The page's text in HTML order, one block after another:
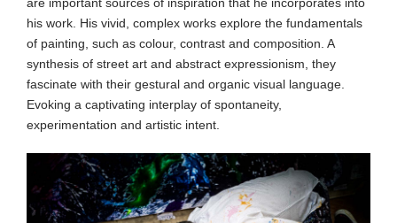
are important sources of inspiration that he incorporates into
his work. His vivid, complex works explore the fundamentals
of painting, such as colour, contrast and composition. A
synthesis of street art and abstract expressionism, they
fascinate with their gestural and organic visual language.
Evoking a captivating interplay of spontaneity,
experimentation and artistic intent.